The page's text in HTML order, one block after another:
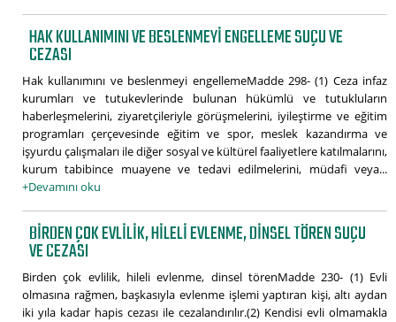
HAK KULLANIMINI VE BESLENMEYI ENGELLEME SUÇU VE
CEZASI
Hak kullanımını ve beslenmeyi engellemeMadde 298- (1) Ceza infaz
kurumları ve tutukevlerinde bulunan hükümlü ve tutukluların
haberleşmelerini, ziyaretçileriyle görüşmelerini, iyileştirme ve eğitim
programları çerçevesinde eğitim ve spor, meslek kazandırma ve
işyurdu çalışmaları ile diğer sosyal ve kültürel faaliyetlere katılmalarını,
kurum tabibince muayene ve tedavi edilmelerini, müdafi veya...
+Devamını oku
BIRDEN ÇOK EVLILIK, HILELI EVLENME, DINSEL TÖREN SUÇU
VE CEZASI
Birden çok evlilik, hileli evlenme, dinsel törenMadde 230- (1) Evli
olmasına rağmen, başkasıyla evlenme işlemi yaptıran kişi, altı aydan
iki yıla kadar hapis cezası ile cezalandırılır.(2) Kendisi evli olmamakla